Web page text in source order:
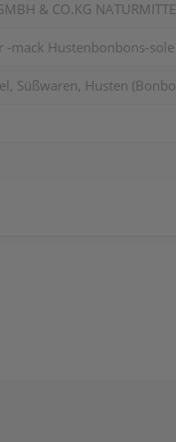
& CO.KG
-mack Hustenbonbons-
Süßwaren, Husten